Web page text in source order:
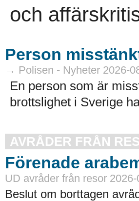
och
Person
→ Polisen - Nyheter 2026-
En person som är
brottslighet i Sverige
AVRÅDER FRÅN
Förenade
UD avråder från resor
Beslut om borttagen